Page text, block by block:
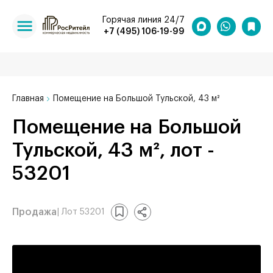
+7 (495) 106-19-99
Горячая линия 24/7
Главная Помещение на Большой Тульской, 43 м²
Помещение на Большой
Тульской, 43 м², лот -
53201
Продажа | Лот 53201